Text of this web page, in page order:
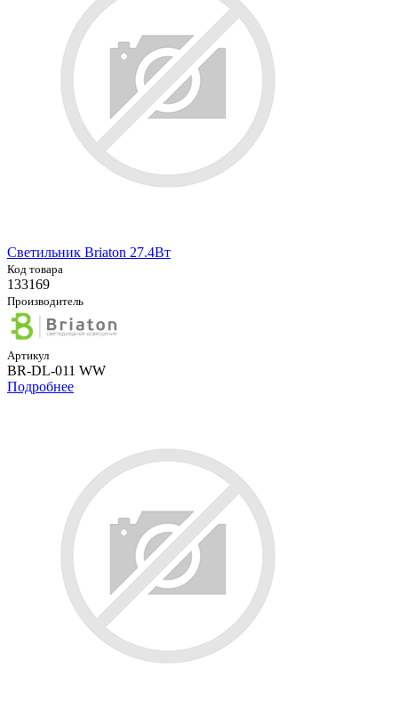
Светильник Briaton 27.4Вт
Код товара
133169
Производитель
Артикул
BR-DL-011 WW
Подробнее